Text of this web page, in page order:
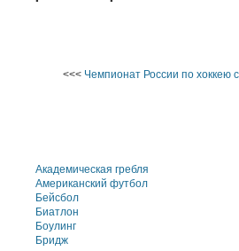
<<< Чемпионат России по хоккею
Академическая гребля
Американский футбол
Бейсбол
Биатлон
Боулинг
Бридж